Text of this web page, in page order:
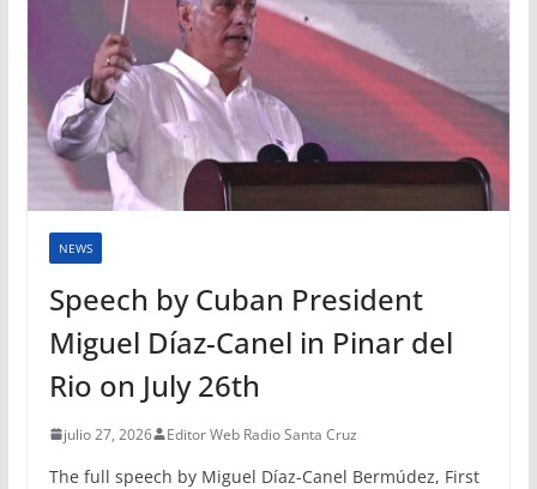
NEWS
Speech by Cuban President
Miguel Díaz-Canel in Pinar del
Rio on July 26th
julio 27, 2026 Editor Web Radio Santa Cruz
The full speech by Miguel Díaz-Canel Bermúdez, First